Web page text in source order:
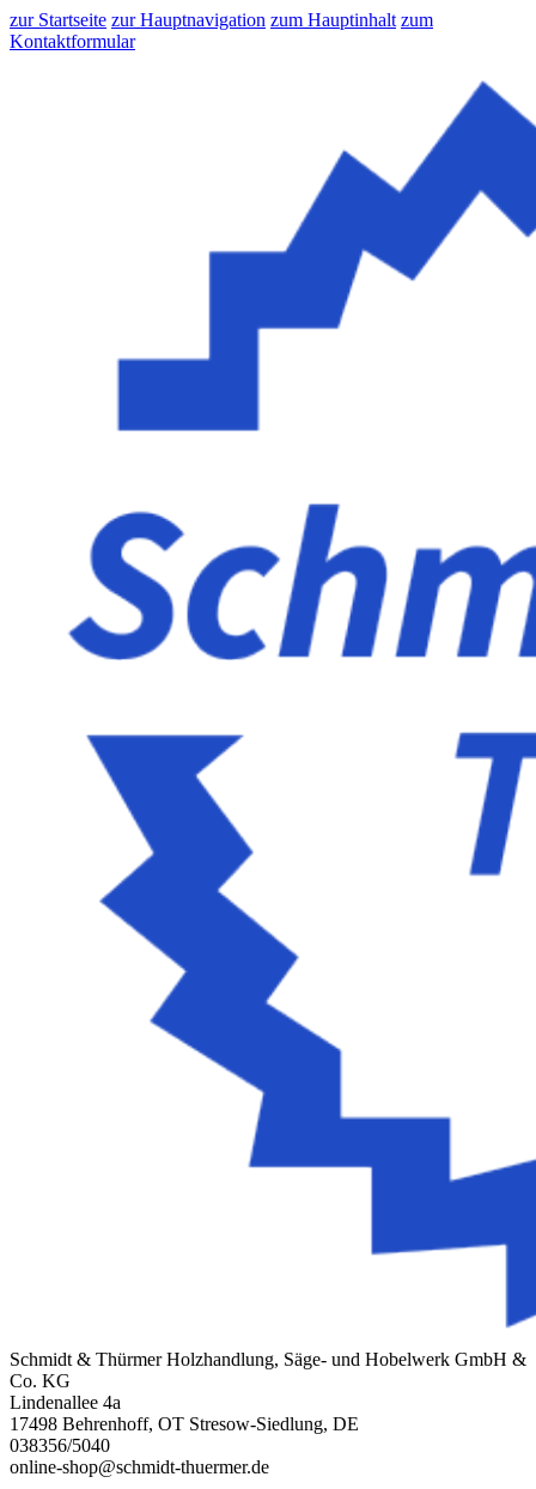
zur Startseite zur Hauptnavigation zum Hauptinhalt zum
Kontaktformular
Schmidt & Thürmer Holzhandlung, Säge- und Hobelwerk GmbH &
Co. KG
Lindenallee 4a
17498 Behrenhoff, OT Stresow-Siedlung, DE
038356/5040
online-shop@schmidt-thuermer.de